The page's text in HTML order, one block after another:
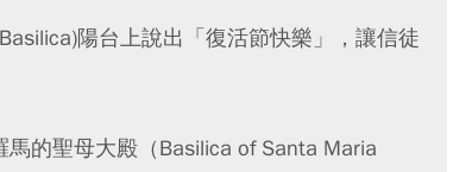
陽台上說出「復活節快樂」，讓信徒
的聖母大殿（Basilica of Santa Maria